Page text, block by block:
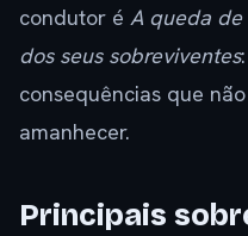
condutor é A queda de
dos seus sobreviventes
consequências que
amanhecer.
Principais